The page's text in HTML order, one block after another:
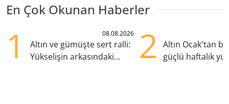
En Çok Okunan Haberler
1 08.08.2026
Altın ve gümüşte sert ralli:
Yükselişin arkasındaki
2
Altın Ocak'tan
güçlü haftalık